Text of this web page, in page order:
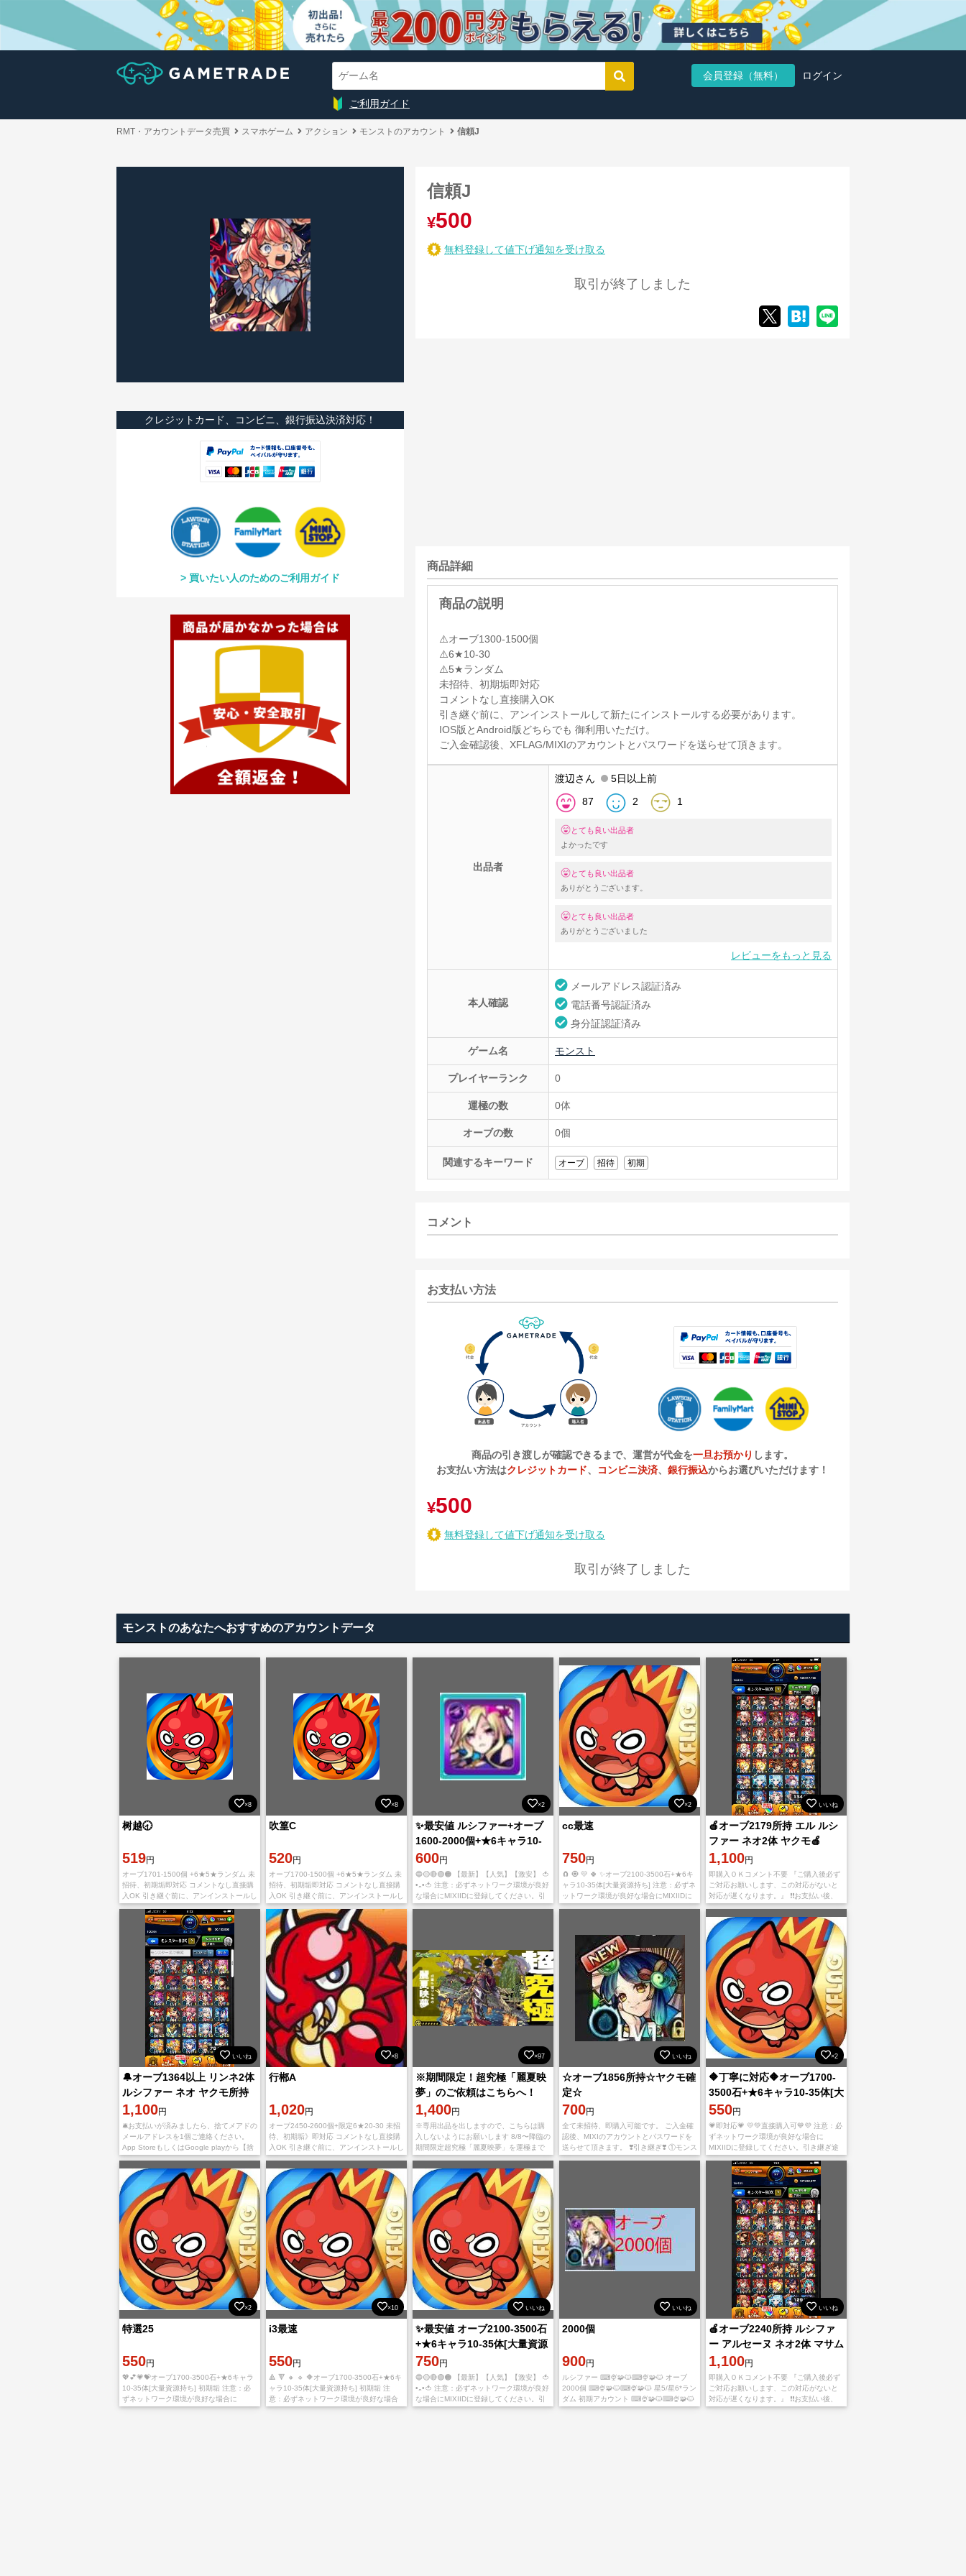
会員登録（無料） ログイン
ご利用ガイド
RMT・アカウントデータ売買 スマホゲーム アクション モンストのアカウント 信頼J
クレジットカード、コンビニ、銀行振込決済対応！
買いたい人のためのご利用ガイド
信頼J
¥500
無料登録して値下げ通知を受け取る
取引が終了しました
商品詳細
⚠️オーブ1300-1500個
⚠️6★10-30
⚠️5★ランダム
未招待、初期垢即対応
コメントなし直接購入OK
引き継ぐ前に、アンインストールして新たにインストールする必要があります。
IOS版とAndroid版どちらでも 御利用いただけ。
ご入金確認後、XFLAG/MIXIのアカウントとパスワードを送らせて頂きます。
出品者
渡辺さん 5日以上前
87 2 1
とても良い出品者
よかったです
とても良い出品者
ありがとうございます。
とても良い出品者
ありがとうございました
レビューをもっと見る
本人確認
メールアドレス認証済み
電話番号認証済み
身分証認証済み
ゲーム名 モンスト
プレイヤーランク 0
運極の数 0体
オーブの数 0個
関連するキーワード オーブ 招待 初期
コメント
お支払い方法
商品の引き渡しが確認できるまで、運営が代金を一旦お預かり します。
お支払い方法はクレジットカード、 コンビニ決済、 銀行振込からお選びいただけます！
¥500
無料登録して値下げ通知を受け取る
取引が終了しました
モンストのあなたへおすすめのアカウントデータ
×8
树越🕣
519円
オーブ1701-1500個 +6★5★ランダム 未
招待、初期垢即対応 コメントなし直接購
入OK 引き継ぐ前に、アンインストールし
て新たにインストールする必要がありま
す。 IOS版とAndroid版
×8
吹篁C
520円
オーブ1700-1500個 +6★5★ランダム 未
招待、初期垢即対応 コメントなし直接購
入OK 引き継ぐ前に、アンインストールし
て新たにインストールする必要がありま
す。 IOS版とAndroid版
×2
✨最安値 ルシファー+オーブ
1600-2000個+★6キャラ10-
35体[大量資源持ち] 初期垢
600円
🔵🟡🔴🟢🟠 【最新】【人気】【激安】 🍅
•᎔•🍅 注意：必ずネットワーク環境が良好
な場合にMIXIIDに登録してください。引
き継ぎ途中でアカウントが引っ掛かるや
×2
cc最速
750円
🧲 🧿 💛 🍀 ✨オーブ2100-3500石+★6キ
ャラ10-35体[大量資源持ち] 注意：必ずネ
ットワーク環境が良好な場合にMIXIIDに
登録してください。引き継ぎ途中でアカ
いいね
🍎オーブ2179所持 エル ルシ
ファー ネオ2体 ヤクモ🍎
1,100円
即購入ＯＫコメント不要 『ご購入後必ず
ご対応お願いします、この対応がないと
対応が遅くなります。』 ❗️❗️お支払い後、
アプリをappStoreもしくはGoogleplayか
ら【捨
いいね
🔔オーブ1364以上 リンネ2体
ルシファー ネオ ヤクモ所持
🔔
1,100円
🛎お支払いが済みましたら、捨てメアドの
メールアドレスを1個ご連絡ください。
App StoreもしくはGoogle playから【捨
てメアド】と検索、ダウンロードくださ
い。 ダウンロード
×8
行郴A
1,020円
オーブ2450-2600個+限定6★20-30 未招
待、初期垢》即対応 コメントなし直接購
入OK 引き継ぐ前に、アンインストールし
て新たにインストールする必要がありま
す。 IOS版とAndroid版
×97
※期間限定！超究極「麗夏映
夢」のご依頼はこちらへ！
1,400円
※専用出品を出しますので、こちらは購
入しないようにお願いします 8/8〜降臨の
期間限定超究極「麗夏映夢」を運極まで
周回させていただきます ※ラキモンない
場合＋100円になります ※貸しモン
いいね
☆オーブ1856所持☆ヤクモ確
定☆
700円
全て未招待、即購入可能です。 ご入金確
認後、MIXIのアカウントとパスワードを
送らせて頂きます。 ❣️引き継ぎ❣️ ①モンス
ト新規インストール ②こちらの連絡した
×2
🔶丁寧に対応🔶オーブ1700-
3500石+★6キャラ10-35体[大
量資源持ち] 初期垢
550円
💗即対応💗 💛💚直接購入可💙💜 注意：必
ずネットワーク環境が良好な場合に
MIXIIDに登録してください。引き継ぎ途
中でアカウントが引っ掛かるや落とす
と、自分で公式サイトでア ピールしてく
ださい。 ご入金
×2
特選25
550円
💖💕💗💝オーブ1700-3500石+★6キャラ
10-35体[大量資源持ち] 初期垢 注意：必
ずネットワーク環境が良好な場合に
MIXIIDに登録してください。引き継ぎ途
×10
i3最速
550円
🔺 🔻 🔸 🔹 🔶オーブ1700-3500石+★6キ
ャラ10-35体[大量資源持ち] 初期垢 注
意：必ずネットワーク環境が良好な場合
にMIXIIDに登録してください。引き継ぎ
いいね
✨最安値 オーブ2100-3500石
+★6キャラ10-35体[大量資源
持ち] 初期垢在庫あり
750円
🔵🟡🔴🟢🟠 【最新】【人気】【激安】 🍅
•᎔•🍅 注意：必ずネットワーク環境が良好
な場合にMIXIIDに登録してください。引
き継ぎ途中でアカウントが引っ掛かるや
いいね
2000個
900円
ルシファー ⌨🍨🧩🐱⌨🍨🧩🐱 オーブ
2000個 ⌨🍨🧩🐱⌨🍨🧩🐱 星5/星6*ラン
ダム 初期アカウント ⌨🍨🧩🐱⌨🍨🧩🐱
MIXIアカウント 引き継ぎの際の注意 チュ
いいね
🍎オーブ2240所持 ルシファ
ー アルセーヌ ネオ2体 マサム
ネ ヤクモ🍎
1,100円
即購入ＯＫコメント不要 『ご購入後必ず
ご対応お願いします、この対応がないと
対応が遅くなります。』 ❗️❗️お支払い後、
アプリをappStoreもしくはGoogleplayか